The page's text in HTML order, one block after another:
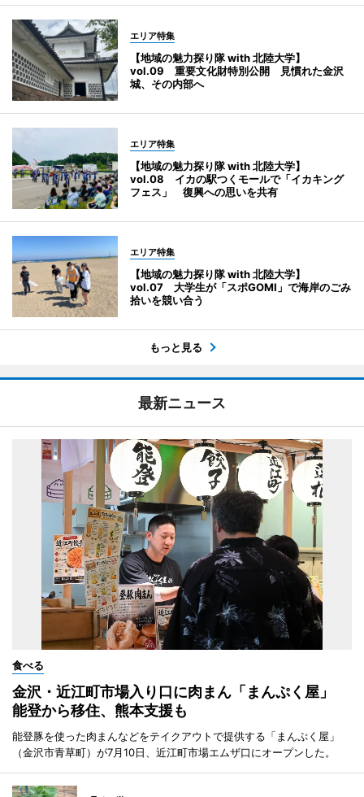
エリア特集
【地域の魅力探り隊 with 北陸大学】
vol.09 重要文化財特別公開 見慣れた金沢
城、その内部へ
エリア特集
【地域の魅力探り隊 with 北陸大学】
vol.08 イカの駅つくモールで「イカキング
フェス」 復興への思いを共有
エリア特集
【地域の魅力探り隊 with 北陸大学】
vol.07 大学生が「スポGOMI」で海岸のごみ
拾いを競い合う
もっと見る
最新ニュース
食べる
金沢・近江町市場入り口に肉まん「まんぷく屋」
能登から移住、熊本支援も
能登豚を使った肉まんなどをテイクアウトで提供する「まんぷく屋」
（金沢市青草町）が7月10日、近江町市場エムザ口にオープンした。